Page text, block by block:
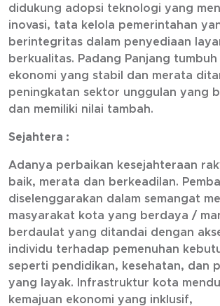
didukung adopsi teknologi yang
inovasi, tata kelola pemerintahan
berintegritas dalam penyediaan
berkualitas. Padang Panjang
ekonomi yang stabil dan merata
peningkatan sektor unggulan yang
dan memiliki nilai tambah.
Sejahtera :
Adanya perbaikan kesejahteraan
baik, merata dan berkeadilan.
diselenggarakan dalam semangat
masyarakat kota yang berdaya /
berdaulat yang ditandai dengan
individu terhadap pemenuhan
seperti pendidikan, kesehatan, dan
yang layak. Infrastruktur kota
kemajuan ekonomi yang inklusif,